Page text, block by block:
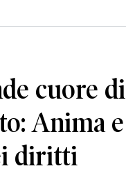
cuore di
Anima e
diritti